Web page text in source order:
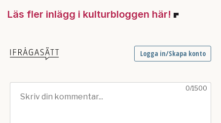
Läs fler inlägg i kulturbloggen här!